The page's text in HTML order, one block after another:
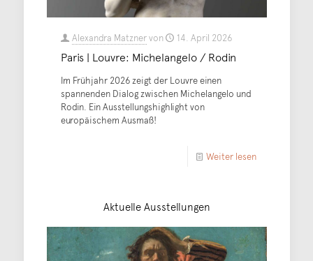
Alexandra Matznervon 14. April 2026
Paris | Louvre: Michelangelo / Rodin
Im Frühjahr 2026 zeigt der Louvre einen
spannenden Dialog zwischen Michelangelo und
Rodin. Ein Ausstellungshighlight von
europäischem Ausmaß!
Weiter lesen
Aktuelle Ausstellungen